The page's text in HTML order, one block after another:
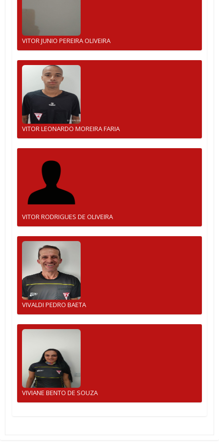
VITOR JUNIO PEREIRA OLIVEIRA
VITOR LEONARDO MOREIRA FARIA
VITOR RODRIGUES DE OLIVEIRA
VIVALDI PEDRO BAETA
VIVIANE BENTO DE SOUZA